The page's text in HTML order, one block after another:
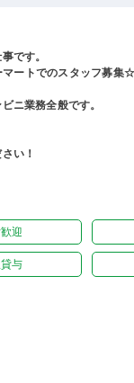
です。
ートでのスタッフ募集
ニ業務全般です。
い！
迎
与